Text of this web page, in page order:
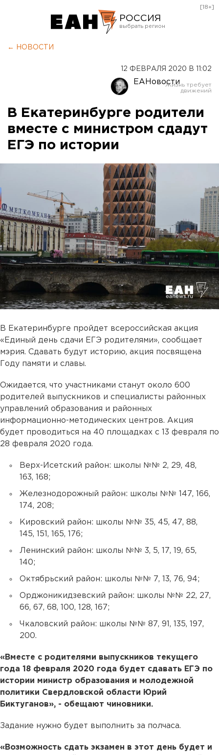
РОССИЯ
Оренбург
[18+]
← НОВОСТИ
12 ФЕВРАЛЯ 2020 В 11:02
ЕАНовости
В Екатеринбурге родители
вместе с министром сдадут
ЕГЭ по истории
В Екатеринбурге пройдет всероссийская акция
«Единый день сдачи ЕГЭ родителями», сообщает
мэрия. Сдавать будут историю, акция посвящена
Году памяти и славы.
Ожидается, что участниками станут около 600
родителей выпускников и специалисты районных
управлений образования и районных
информационно-методических центров. Акция
будет проводиться на 40 площадках с 13 февраля по
28 февраля 2020 года.
Верх-Исетский район: школы №№ 2, 29, 48,
163, 168;
Железнодорожный район: школы №№ 147, 166,
174, 208;
Кировский район: школы №№ 35, 45, 47, 88,
145, 151, 165, 176;
Ленинский район: школы №№ 3, 5, 17, 19, 65,
140;
Октябрьский район: школы №№ 7, 13, 76, 94;
Орджоникидзевский район: школы №№ 22, 27,
66, 67, 68, 100, 128, 167;
Чкаловский район: школы №№ 87, 91, 135, 197,
200.
«Вместе с родителями выпускников текущего
года 18 февраля 2020 года будет сдавать ЕГЭ по
истории министр образования и молодежной
политики Свердловской области Юрий
Биктуганов», - обещают чиновники.
Задание нужно будет выполнить за полчаса.
«Возможность сдать экзамен в этот день будет и